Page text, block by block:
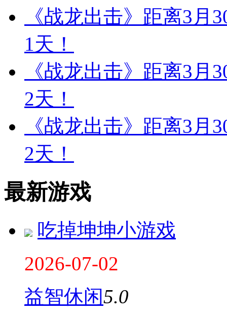
《战龙出击》距离3
1天！
《战龙出击》距离3
2天！
《战龙出击》距离3
2天！
最新游戏
吃掉坤坤小游戏
2026-07-02
益智休闲5.0